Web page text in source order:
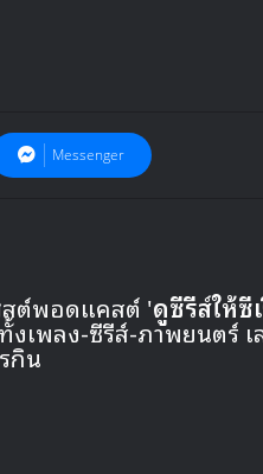
Messenger
สต์พอดแคสต์ 'ดูซีรีส์ให้ซี
เพลง-ซีรีส์-ภาพยนตร์ เ
กิน